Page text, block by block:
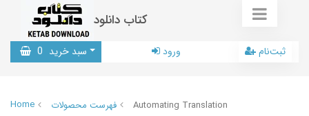
کتاب دانلود
سبد خرید 0 ورود ثبت‌نام
Home فهرست محصولات Automating Translation